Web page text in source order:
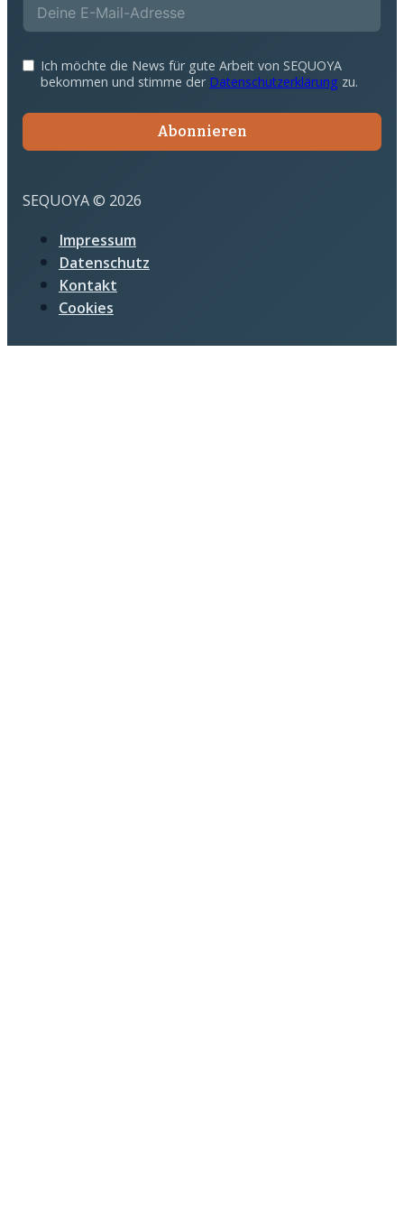
Ich möchte die News für gute Arbeit von SEQUOYA
bekommen und stimme der Datenschutzerklärung zu.
Abonnieren
SEQUOYA © 2026
Impressum
Datenschutz
Kontakt
Cookies